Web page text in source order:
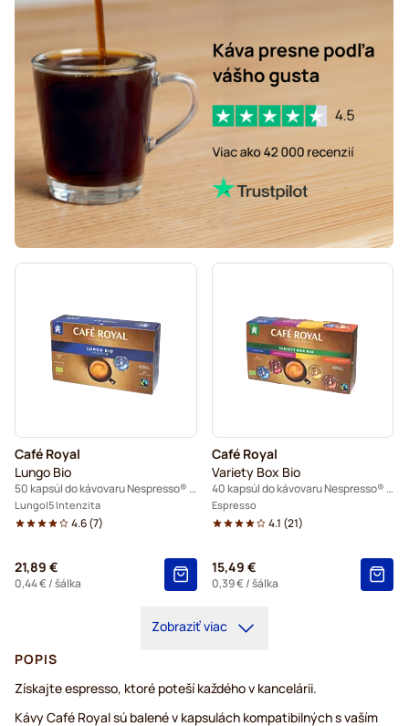
Café Royal
Lungo Bio
50 kapsúl do kávovaru Nespresso® Pro
Lungo 5 Intenzita
4.6(7)
21,89 €
0,44 €/ šálka
Café Royal
Variety Box Bio
40 kapsúl do kávovaru Nespresso® Pro
Espresso
4.1 (21)
15,49 €
0,39 €/ šálka
Zobraziť viac
POPIS
Získajte espresso, ktoré poteší každého v kancelárii.
Kávy Café Royal sú balené v kapsulách kompatibilných s vaším